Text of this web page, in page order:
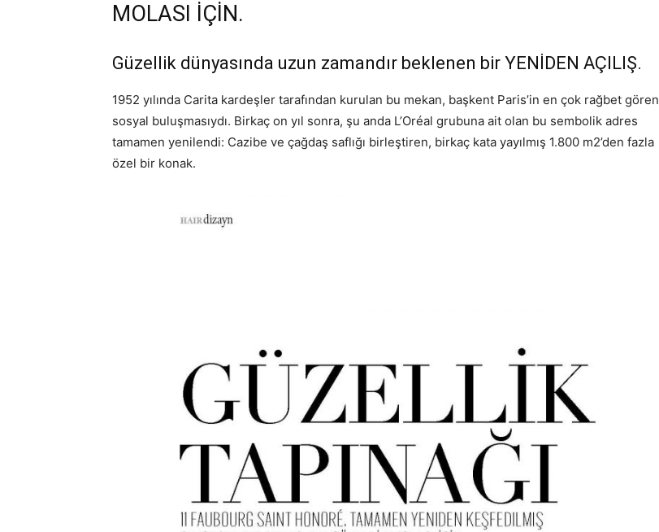
MOLASI İÇİN.
Güzellik dünyasında uzun zamandır beklenen bir YENİDEN AÇILIŞ.
1952 yılında Carita kardeşler tarafından kurulan bu mekan, başkent Paris’in en çok rağbet gören
sosyal buluşmasıydı. Birkaç on yıl sonra, şu anda L’Oréal grubuna ait olan bu sembolik adres
tamamen yenilendi: Cazibe ve çağdaş saflığı birleştiren, birkaç kata yayılmış 1.800 m2’den fazla
özel bir konak.